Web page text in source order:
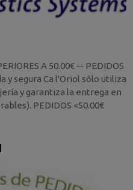
A 50.00€ -- PEDIDOS
y segura Ca l'Oriol sólo utiliza
y garantiza la entrega en
PEDIDOS <50.00€